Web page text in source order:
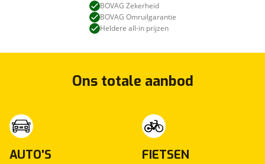
BOVAG Zekerheid
BOVAG Omruilgarantie
Heldere all-in prijzen
Ons totale aanbod
AUTO'S FIETSEN